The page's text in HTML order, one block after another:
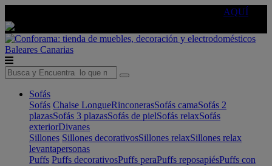
AQUÍ
Baleares Canarias
Sofás
Sofás Chaise LongueRinconerasSofás camaSofás 2
plazasSofás 3 plazasSofás de pielSofás relaxSofás
exteriorDivanes
Sillones Sillones decorativosSillones relaxSillones relax
levantapersonas
Puffs Puffs decorativosPuffs peraPuffs reposapiésPuffs con